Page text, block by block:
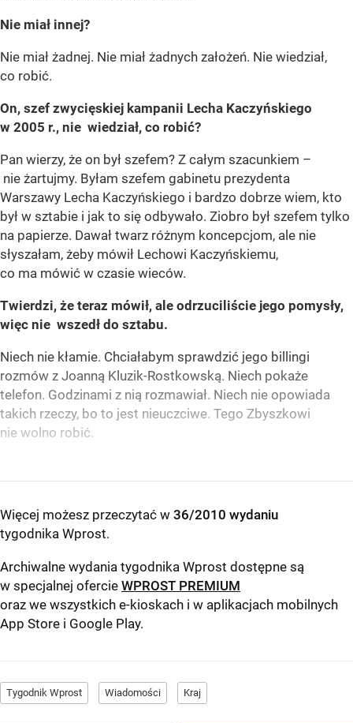
Nie miał innej?
Nie miał żadnej. Nie miał żadnych założeń. Nie wiedział,
co robić.
On, szef zwycięskiej kampanii Lecha Kaczyńskiego
w 2005 r., nie wiedział, co robić?
Pan wierzy, że on był szefem? Z całym szacunkiem –
nie żartujmy. Byłam szefem gabinetu prezydenta
Warszawy Lecha Kaczyńskiego i bardzo dobrze wiem, kto
był w sztabie i jak to się odbywało. Ziobro był szefem tylko
na papierze. Dawał twarz różnym koncepcjom, ale nie
słyszałam, żeby mówił Lechowi Kaczyńskiemu,
co ma mówić w czasie wieców.
Twierdzi, że teraz mówił, ale odrzuciliście jego pomysły,
więc nie wszedł do sztabu.
Niech nie kłamie. Chciałabym sprawdzić jego billingi
rozmów z Joanną Kluzik-Rostkowską. Niech pokaże
telefon. Godzinami z nią rozmawiał. Niech nie opowiada
takich rzeczy, bo to jest nieuczciwe. Tego Zbyszkowi
nie wolno robić.
Więcej możesz przeczytać w 36/2010 wydaniu
tygodnika Wprost.
Archiwalne wydania tygodnika Wprost dostępne są
w specjalnej ofercie WPROST PREMIUM
oraz we wszystkich e-kioskach i w aplikacjach mobilnych
App Store i Google Play.
Tygodnik Wprost Wiadomości Kraj